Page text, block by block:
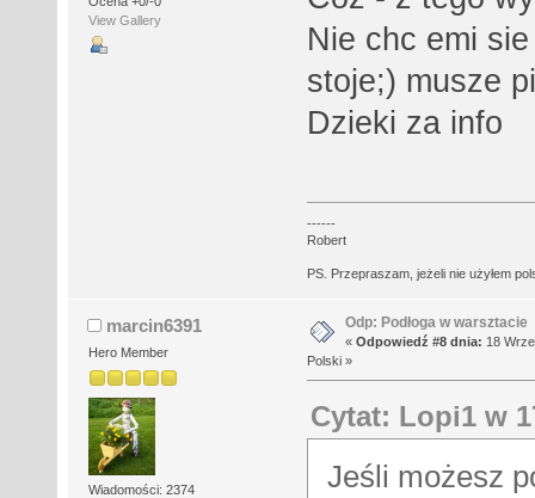
View Gallery
Nie chc emi
stoje;) musze
Dzieki za info
------
Robert
PS. Przepraszam, jeżeli nie użyłem
marcin6391
Hero Member
Wiadomości: 2374
Odp: Podłoga w warsztacie
« Odpowiedź #8 dnia: 18
Polski »
Cytat: Lopi1 w
Jeśli możesz